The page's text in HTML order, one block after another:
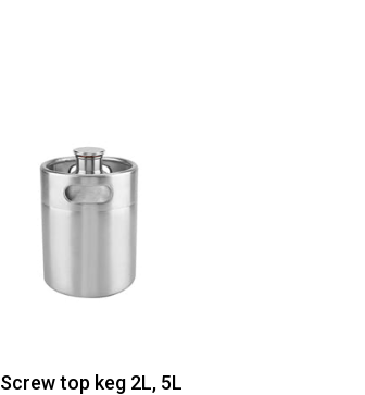
Screw top keg 2L, 5L